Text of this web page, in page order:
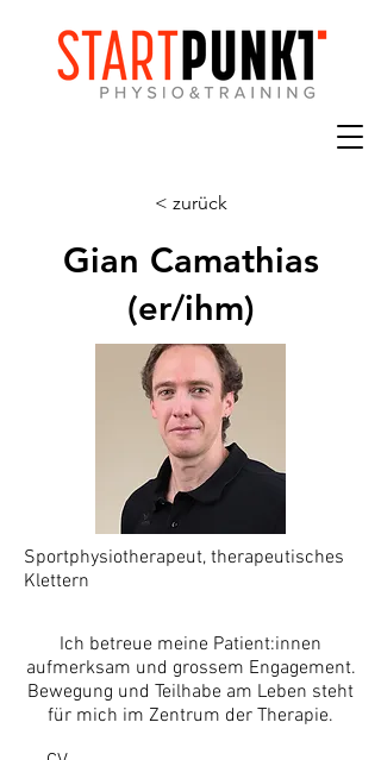
< zurück
Gian Camathias
(er/ihm)
Sportphysiotherapeut, therapeutisches
Klettern
Ich betreue meine Patient:innen
aufmerksam und grossem Engagement.
Bewegung und Teilhabe am Leben steht
für mich im Zentrum der Therapie.